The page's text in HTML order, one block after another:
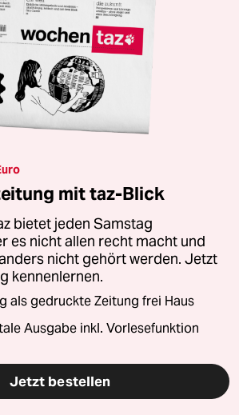
mit taz-Blick
bietet jeden Samstag
es nicht allen recht macht und
nicht gehört werden. Jetzt
kennenlernen.
als gedruckte Zeitung frei Haus
Ausgabe inkl. Vorlesefunktion
Jetzt bestellen